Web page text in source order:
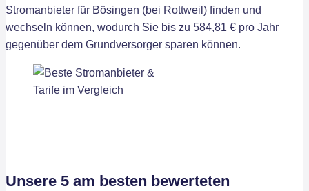
Stromanbieter für Bösingen (bei Rottweil) finden und
wechseln können, wodurch Sie bis zu 584,81 € pro Jahr
gegenüber dem Grundversorger sparen können.
Unsere 5 am besten bewerteten